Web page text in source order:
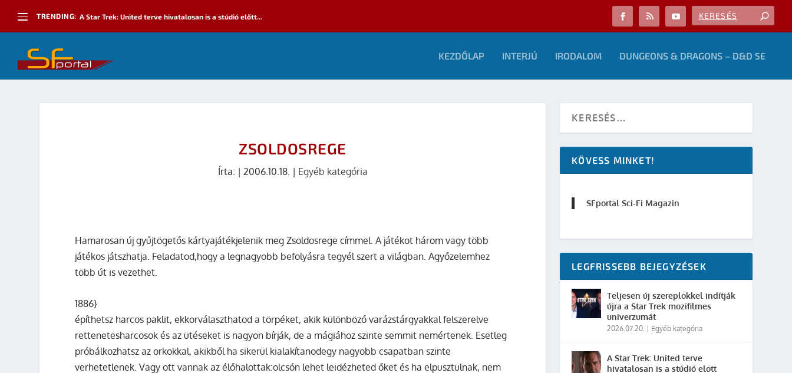
TRENDING: A Star Trek: United terve hivatalosan is a stúdió előtt...
KEZDŐLAP INTERJÚ IRODALOM DUNGEONS & DRAGONS – D&D 5E
ZSOLDOSREGE
Írta: | 2006.10.18. | Egyéb kategória
Hamarosan új gyűjtögetős kártyajátékjelenik meg Zsoldosrege címmel. A játékot három vagy több
játékos játszhatja. Feladatod,hogy a legnagyobb befolyásra tegyél szert a világban. Agyőzelemhez
több út is vezethet.
1886}
építhetsz harcos paklit, ekkorválaszthatod a törpéket, akik különböző varázstárgyakkal felszerelve
rettenetesharcosok és az ütéseket is nagyon bírják, de a mágiához szinte semmit nemértenek. Esetleg
próbálkozhatsz az orkokkal, akikből ha sikerül kialakítanodegy nagyobb csapatban szinte
verhetetlenek. Vagy ott vannak az élőhalottak:olcsón lehet leidézheted őket és ha elpusztulnak, nem
KÖVESS MINKET!
SFportal Sci-Fi Magazin
LEGFRISSEBB BEJEGYZÉSEK
Teljesen új szereplőkkel indítják
újra a Star Trek mozifilmes
univerzumát
2026.07.20. Egyéb kategória
A Star Trek: United terve
hivatalosan is a stúdió előtt